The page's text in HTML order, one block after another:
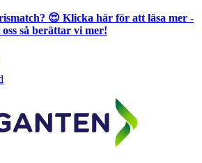
😍 Klicka här för att läsa mer -
så berättar vi mer!